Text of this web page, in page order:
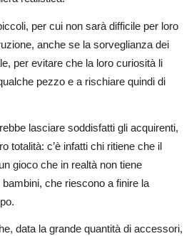
per cui non sarà difficile per loro
anche se la sorveglianza dei
per evitare che la loro curiosità li
pezzo e a rischiare quindi di
lasciare soddisfatti gli acquirenti,
totalità: c’è infatti chi ritiene che il
gioco che in realtà non tiene
che riescono a finire la
data la grande quantità di accessori,